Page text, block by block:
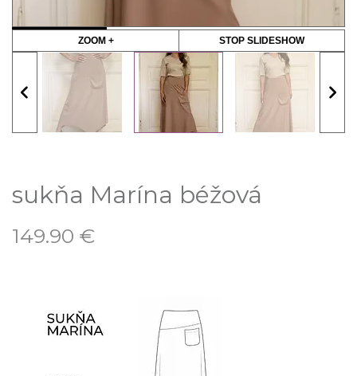
ZOOM + STOP SLIDESHOW
sukňa Marína béžová
149.90 €